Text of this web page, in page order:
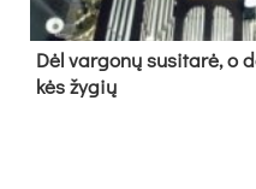
Dėl var­go­nų su­si­ta­rė, o
kės žy­gių